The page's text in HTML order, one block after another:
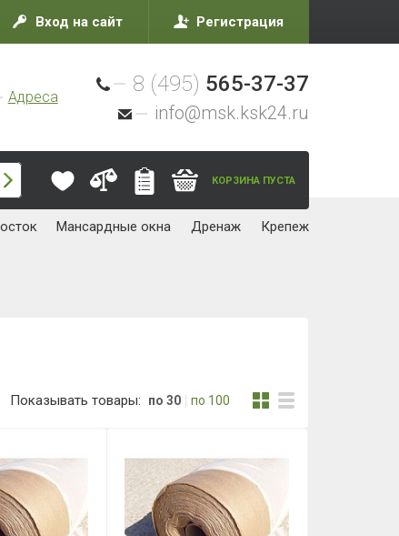
Вход на сайт Регистрация
Адреса
8 (495) 565-37-37
info@msk.ksk24.ru
КОРЗИНА ПУСТА
Мансардные окна Дренаж Крепеж
Показывать товары: по 30 по 100